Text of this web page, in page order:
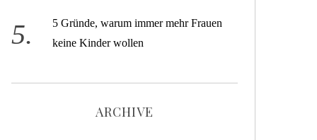
5 Gründe, warum immer mehr Frauen
keine Kinder wollen
ARCHIVE